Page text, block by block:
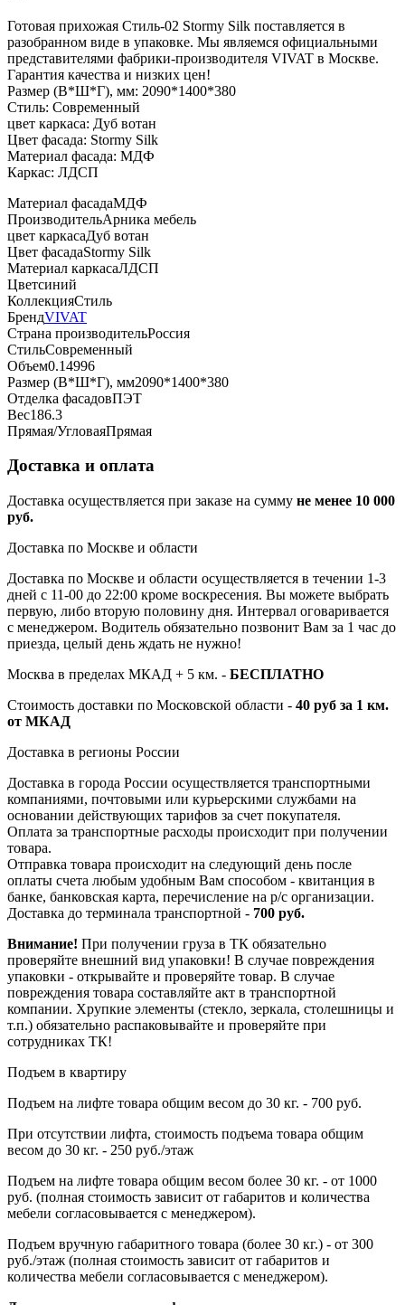
Готовая прихожая Стиль-02 Stormy Silk поставляется в
разобранном виде в упаковке. Мы являемся официальными
представителями фабрики-производителя VIVAT в Москве.
Гарантия качества и низких цен!
Размер (В*Ш*Г), мм: 2090*1400*380
Стиль: Современный
цвет каркаса: Дуб вотан
Цвет фасада: Stormy Silk
Материал фасада: МДФ
Каркас: ЛДСП
Материал фасадаМДФ
ПроизводительАрника мебель
цвет каркасаДуб вотан
Цвет фасадаStormy Silk
Материал каркасаЛДСП
Цветсиний
КоллекцияСтиль
БрендVIVAT
Страна производительРоссия
СтильСовременный
Объем0.14996
Размер (В*Ш*Г), мм2090*1400*380
Отделка фасадовПЭТ
Вес186.3
Прямая/УгловаяПрямая
Доставка и оплата
Доставка осуществляется при заказе на сумму не менее 10 000
руб.
Доставка по Москве и области
Доставка по Москве и области осуществляется в течении 1-3
дней с 11-00 до 22:00 кроме воскресения. Вы можете выбрать
первую, либо вторую половину дня. Интервал оговаривается
с менеджером. Водитель обязательно позвонит Вам за 1 час до
приезда, целый день ждать не нужно!
Москва в пределах МКАД + 5 км. - БЕСПЛАТНО
Стоимость доставки по Московской области - 40 руб за 1 км.
от МКАД
Доставка в регионы России
Доставка в города России осуществляется транспортными
компаниями, почтовыми или курьерскими службами на
основании действующих тарифов за счет покупателя.
Оплата за транспортные расходы происходит при получении
товара.
Отправка товара происходит на следующий день после
оплаты счета любым удобным Вам способом - квитанция в
банке, банковская карта, перечисление на р/с организации.
Доставка до терминала транспортной - 700 руб.
Внимание! При получении груза в ТК обязательно
проверяйте внешний вид упаковки! В случае повреждения
упаковки - открывайте и проверяйте товар. В случае
повреждения товара составляйте акт в транспортной
компании. Хрупкие элементы (стекло, зеркала, столешницы и
т.п.) обязательно распаковывайте и проверяйте при
сотрудниках ТК!
Подъем в квартиру
Подъем на лифте товара общим весом до 30 кг. - 700 руб.
При отсутствии лифта, стоимость подъема товара общим
весом до 30 кг. - 250 руб./этаж
Подъем на лифте товара общим весом более 30 кг. - от 1000
руб. (полная стоимость зависит от габаритов и количества
мебели согласовывается с менеджером).
Подъем вручную габаритного товара (более 30 кг.) - от 300
руб./этаж (полная стоимость зависит от габаритов и
количества мебели согласовывается с менеджером).